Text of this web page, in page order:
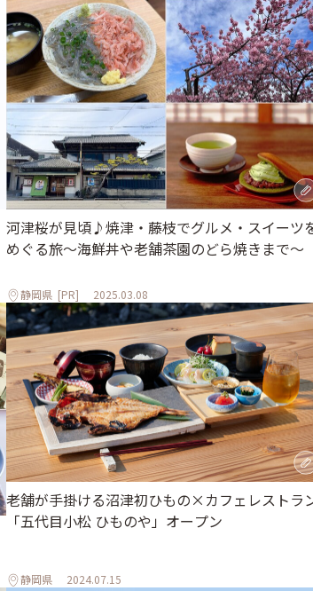
河津桜が見頃♪焼津・藤枝でグルメ・スイーツ
めぐる旅～海鮮丼や老舗茶園のどら焼きまで～
静岡県 [PR] 2025.03.08
老舗が手掛ける沼津初ひもの×カフェレストラ
「五代目小松 ひものや」オープン
静岡県 2024.07.15